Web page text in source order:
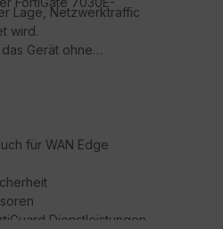
Lage, Netzwerktraffic
wird.
Gerät ohne
für WAN Edge
Dienstleistungen